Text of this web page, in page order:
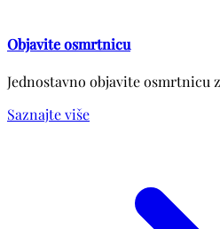
Objavite osmrtnicu
Jednostavno objavite osmrtnicu
Saznajte više